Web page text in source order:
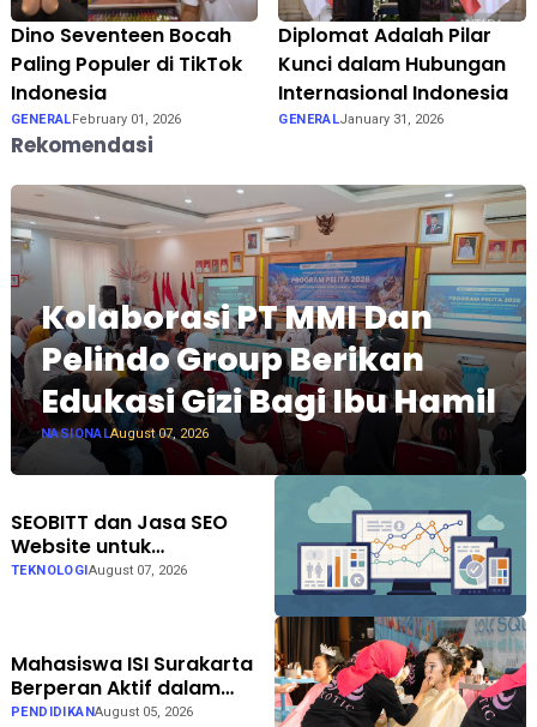
Dino Seventeen Bocah
Paling Populer di TikTok
Indonesia
GENERAL February 01, 2026
Diplomat Adalah Pilar
Kunci dalam Hubungan
Internasional Indonesia
GENERALJanuary 31, 2026
Rekomendasi
Kolaborasi PT MMI Dan
Pelindo Group Berikan
Edukasi Gizi Bagi Ibu Hamil
NASIONALAugust 07, 2026
SEOBITT dan Jasa SEO
Website untuk
Meningkatkan Trafik
TEKNOLOGIAugust 07, 2026
Mahasiswa ISI Surakarta
Berperan Aktif dalam
Persiapan hingga
PENDIDIKANAugust 05, 2026